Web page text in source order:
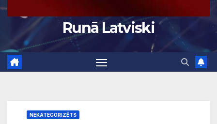
Runā Latviski
NEKATEGORIZĒTS